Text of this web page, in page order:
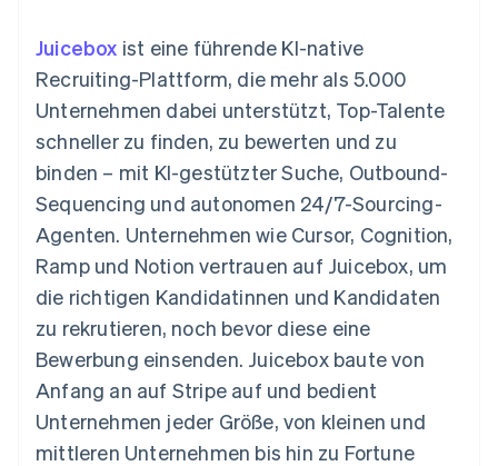
125
Zahlungen vor Ort
Authorization
Optimierung der
Autorisierungsraten
Beschleunigter
Bezahlvorgang
Financial
Connections
Verbundene
Finanzdaten
Product roadmap
Ausblick
SaaS
Nach Branche
KI-Unternehmen
Creator Economy
Gaming
Freizeit
Versicherungen
Unterhaltung
Gemeinnützige
Organisationen
Fachdienstleistungen
Öffentlicher Sektor
Einzelhandel
Abonnementverwaltung
So setzen Sie
nutzungsbasierte
Abrechnung um
Stablecoin-gestützte
Karten ausgeben: So
geht´s
Bereitstellung und
Verwaltung von
Diensten mit Agenten
App-Integrationen
Code-Beispiele
Entwickler-Blog
API-Status
Stripe Sessions
Karriere
Newsroom
Stripe Press
Kontakt
Sales-Team
kontaktieren
Partner werden
Juicebox ist eine führende KI-native
Recruiting-Plattform, die mehr als 5.000
Unternehmen dabei unterstützt, Top-Talente
schneller zu finden, zu bewerten und zu
binden – mit KI-gestützter Suche, Outbound-
Sequencing und autonomen 24/7-Sourcing-
Agenten. Unternehmen wie Cursor, Cognition,
Ramp und Notion vertrauen auf Juicebox, um
die richtigen Kandidatinnen und Kandidaten
zu rekrutieren, noch bevor diese eine
Bewerbung einsenden. Juicebox baute von
Anfang an auf Stripe auf und bedient
Unternehmen jeder Größe, von kleinen und
mittleren Unternehmen bis hin zu Fortune